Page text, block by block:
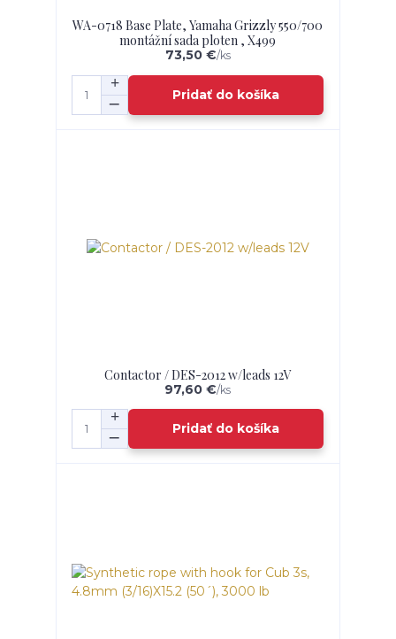
WA-0718 Base Plate, Yamaha Grizzly 550/700
montážní sada ploten , X499
73,50 €/ks
Pridať do košíka
Contactor / DES-2012 w/leads 12V
97,60 €/ks
Pridať do košíka